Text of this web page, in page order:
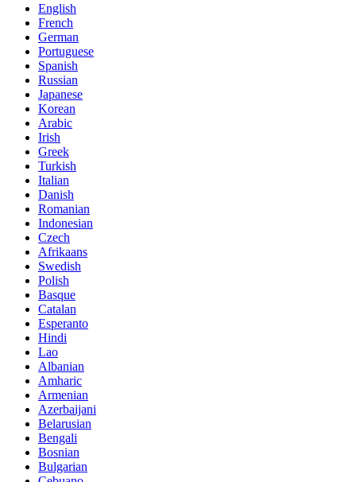
English
French
German
Portuguese
Spanish
Russian
Japanese
Korean
Arabic
Irish
Greek
Turkish
Italian
Danish
Romanian
Indonesian
Czech
Afrikaans
Swedish
Polish
Basque
Catalan
Esperanto
Hindi
Lao
Albanian
Amharic
Armenian
Azerbaijani
Belarusian
Bengali
Bosnian
Bulgarian